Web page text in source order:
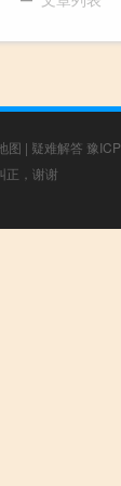
图 | 疑难解答 豫
正，谢谢